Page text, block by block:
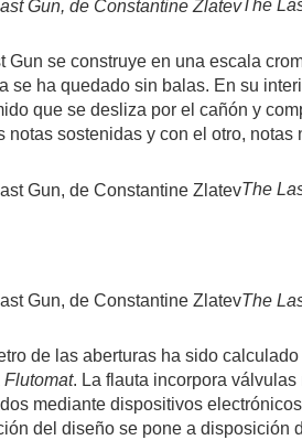
The
Gun se construye en una escala
se ha quedado sin balas. En su
que se desliza por el cañón y
notas sostenidas y con el otro, notas
The
The
de las aberturas ha sido
Flutomat. La flauta incorpora
mediante dispositivos
del diseño se pone a disposición